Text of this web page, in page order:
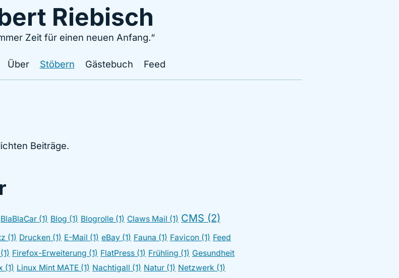
Riebisch
Zeit für einen neuen Anfang.“
Über Stöbern Gästebuch Feed
Beiträge.
BlaBlaCar (1) Blog (1) Blogrolle (1) Claws Mail (1) CMS (2)
(1) Drucken (1) E-Mail (1) eBay (1) Fauna (1) Favicon (1) Feed
Firefox-Erweiterung (1) FlatPress (1) Frühling (1) Gesundheit
(1) Linux Mint MATE (1) Nachtigall (1) Natur (1) Netzwerk (1)